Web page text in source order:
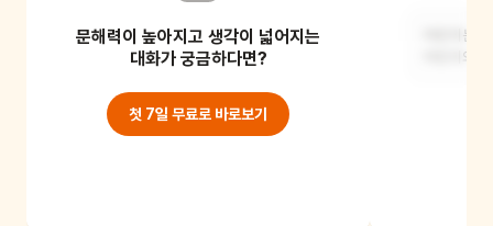
어린이가 생쥐와 같은 경험이 있었는지
들어주세요. 그리고 어린이는 어떻게
문해력이 높아지고 생각이 넓어지는
대화가 궁금하다면?
첫 7일 무료로 바로보기
어린이는
어린이의